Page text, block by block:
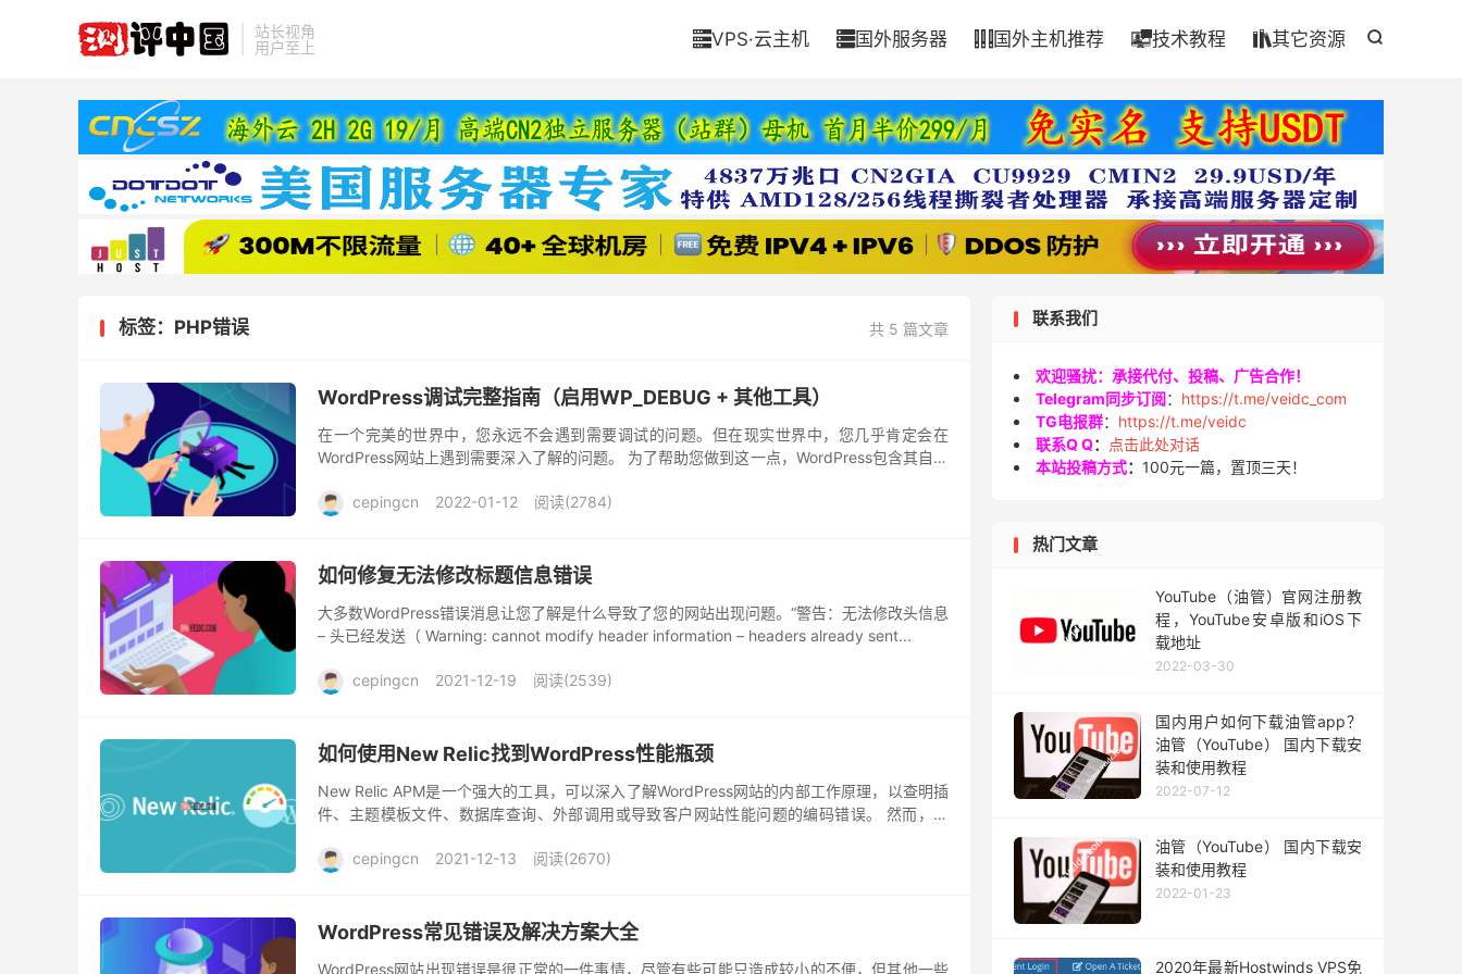
站长视角
用户至上

VPS·云主机 国外服务器  国外主机推荐 技术教程 其它资源
共 5 篇文章
标签：PHP错误
WordPress调试完整指南（启用WP_DEBUG + 其他工具）
在一个完美的世界中，您永远不会遇到需要调试的问题。但在现实世界中，您几乎肯定会在
WordPress网站上遇到需要深入了解的问题。 为了帮助您做到这一点，WordPress包含其自己
cepingcn
2022-01-12 阅读(2784)
如何修复无法修改标题信息错误
大多数WordPress错误消息让您了解是什么导致了您的网站出现问题。“警告：无法修改头信息
– 头已经发送（ Warning: cannot modify header information – headers already sent...
cepingcn 2021-12-19 阅读(2539)
如何使用New Relic找到WordPress性能瓶颈
New Relic APM是一个强大的工具，可以深入了解WordPress网站的内部工作原理，以查明插
件、主题模板文件、数据库查询、外部调用或导致客户网站性能问题的编码错误。 然而，让
cepingcn
2021-12-13 阅读(2670)
WordPress常见错误及解决方案大全
WordPress网站出现错误是很正常的一件事情，尽管有些可能只造成较小的不便，但其他一些
联系我们
欢迎骚扰：承接代付、投稿、广告合作！
Telegram同步订阅： https://t.me/veidc_com
TG电报群： https://t.me/veidc
联系Q Q：
点击此处对话
本站投稿方式： 100元一篇，置顶三天！
热门文章
YouTube（油管）官网注册教
程，YouTube安卓版和iOS下
载地址
2022-03-30
国内用户如何下载油管app？
油管（YouTube） 国内下载安
装和使用教程
2022-07-12
油管（YouTube） 国内下载安
装和使用教程
2022-01-23
2020年最新Hostwinds VPS免